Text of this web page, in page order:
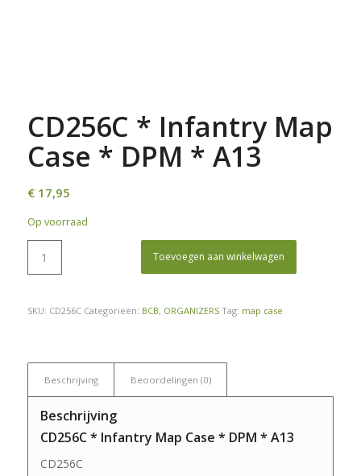
CD256C * Infantry Map
Case * DPM * A13
€17,95
Op voorraad
Toevoegen aan winkelwagen
SKU: CD256C Categorieën: BCB, ORGANIZERS Tag: map case
Beschrijving Beoordelingen (0)
Beschrijving
CD256C * Infantry Map Case * DPM * A13
CD256C